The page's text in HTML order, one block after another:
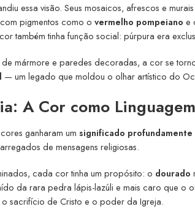
essa visão. Seus mosaicos, afrescos e
pigmentos como o vermelho pompeiano e
também tinha função social: púrpura era
mármore e paredes decoradas, a cor se
— um legado que moldou o olhar artístico do
A Cor como
ganharam um significado
de mensagens religiosas.
cada cor tinha um propósito: o dourado
da rara pedra lápis-lazúli e mais caro que o
o sacrifício de Cristo e o poder da Igreja.